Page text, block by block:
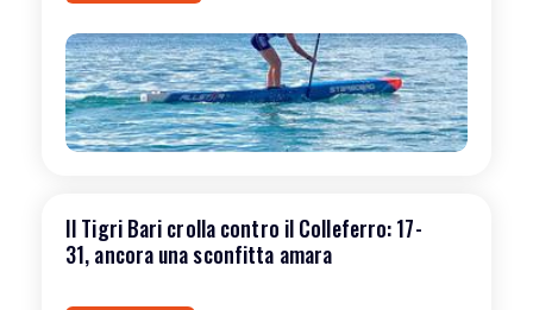
Il Tigri Bari crolla contro il Colleferro: 17-
31, ancora una sconfitta amara